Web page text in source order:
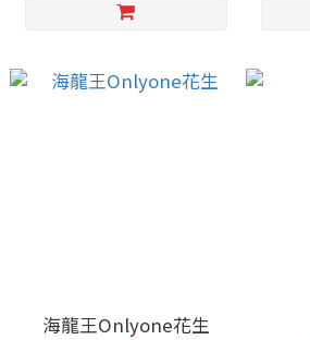
海龍王Onlyone花生